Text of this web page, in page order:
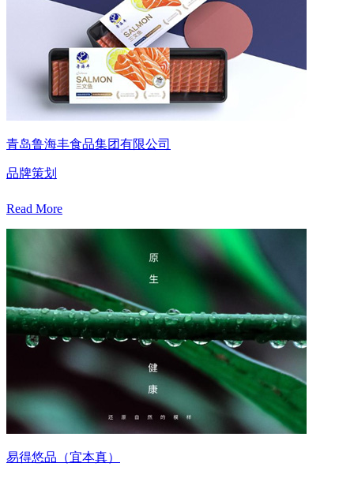
青岛鲁海丰食品集团有限公司
品牌策划
Read More
易得悠品（宜本真）